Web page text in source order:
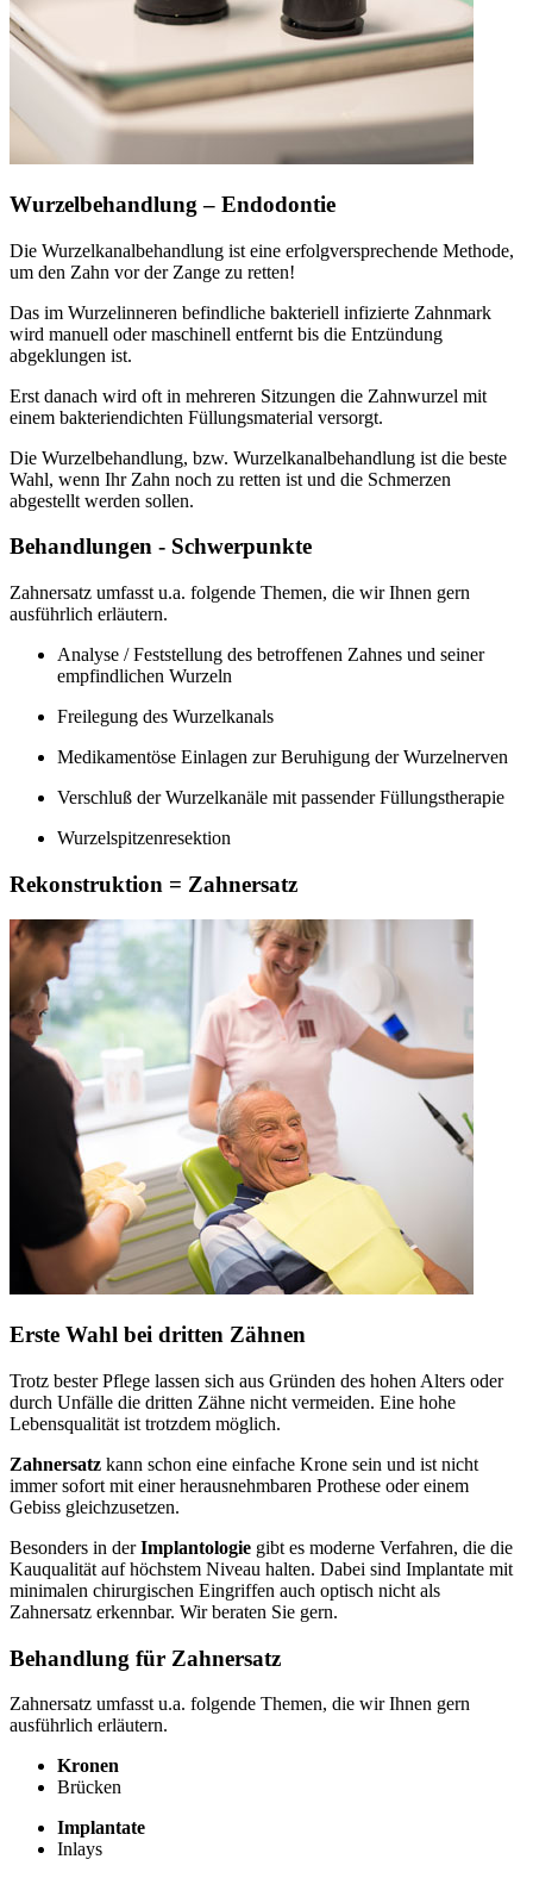
Wurzelbehandlung – Endodontie
Die Wurzelkanalbehandlung ist eine erfolgversprechende Methode,
um den Zahn vor der Zange zu retten!
Das im Wurzelinneren befindliche bakteriell infizierte Zahnmark
wird manuell oder maschinell entfernt bis die Entzündung
abgeklungen ist.
Erst danach wird oft in mehreren Sitzungen die Zahnwurzel mit
einem bakteriendichten Füllungsmaterial versorgt.
Die Wurzelbehandlung, bzw. Wurzelkanalbehandlung ist die beste
Wahl, wenn Ihr Zahn noch zu retten ist und die Schmerzen
abgestellt werden sollen.
Behandlungen - Schwerpunkte
Zahnersatz umfasst u.a. folgende Themen, die wir Ihnen gern
ausführlich erläutern.
Analyse / Feststellung des betroffenen Zahnes und seiner
empfindlichen Wurzeln
Freilegung des Wurzelkanals
Medikamentöse Einlagen zur Beruhigung der Wurzelnerven
Verschluß der Wurzelkanäle mit passender Füllungstherapie
Wurzelspitzenresektion
Rekonstruktion = Zahnersatz
Erste Wahl bei dritten Zähnen
Trotz bester Pflege lassen sich aus Gründen des hohen Alters oder
durch Unfälle die dritten Zähne nicht vermeiden. Eine hohe
Lebensqualität ist trotzdem möglich.
Zahnersatz kann schon eine einfache Krone sein und ist nicht
immer sofort mit einer herausnehmbaren Prothese oder einem
Gebiss gleichzusetzen.
Besonders in derImplantologie gibt es moderne Verfahren, die die
Kauqualität auf höchstem Niveau halten. Dabei sind Implantate mit
minimalen chirurgischen Eingriffen auch optisch nicht als
Zahnersatz erkennbar. Wir beraten Sie gern.
Behandlung für Zahnersatz
Zahnersatz umfasst u.a. folgende Themen, die wir Ihnen gern
ausführlich erläutern.
Kronen
Brücken
Implantate
Inlays